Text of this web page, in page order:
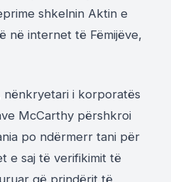
shkelnin Aktin e
në internet të Fëmijëve,
nënkryetari i korporatës
McCarthy përshkroi
po ndërmerr tani për
e saj të verifikimit të
që prindërit të